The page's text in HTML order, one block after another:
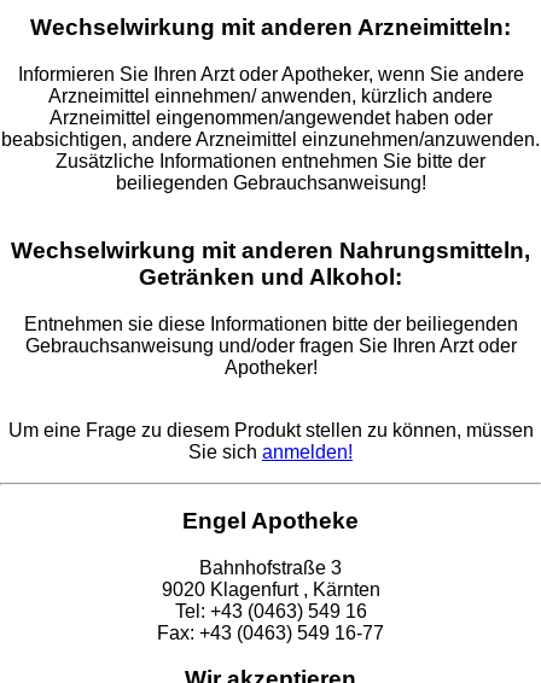
Wechselwirkung mit anderen Arzneimitteln:
Informieren Sie Ihren Arzt oder Apotheker, wenn Sie andere
Arzneimittel einnehmen/ anwenden, kürzlich andere
Arzneimittel eingenommen/angewendet haben oder
beabsichtigen, andere Arzneimittel einzunehmen/anzuwenden.
Zusätzliche Informationen entnehmen Sie bitte der
beiliegenden Gebrauchsanweisung!
Wechselwirkung mit anderen Nahrungsmitteln,
Getränken und Alkohol:
Entnehmen sie diese Informationen bitte der beiliegenden
Gebrauchsanweisung und/oder fragen Sie Ihren Arzt oder
Apotheker!
Um eine Frage zu diesem Produkt stellen zu können, müssen
Sie sich anmelden!
Engel Apotheke
Bahnhofstraße 3
9020 Klagenfurt , Kärnten
Tel: +43 (0463) 549 16
Fax: +43 (0463) 549 16-77